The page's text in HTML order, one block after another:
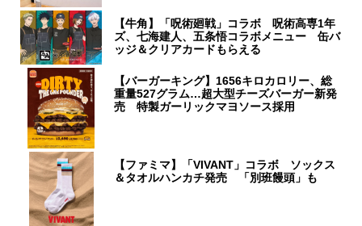
【牛角】「呪術廻戦」コラボ 呪術高専1年
ズ、七海建人、五条悟コラボメニュー 缶バ
ッジ＆クリアカードもらえる
【バーガーキング】1656キロカロリー、総
重量527グラム…超大型チーズバーガー新発
売 特製ガーリックマヨソース採用
【ファミマ】「VIVANT」コラボ ソックス
＆タオルハンカチ発売 「別班饅頭」も